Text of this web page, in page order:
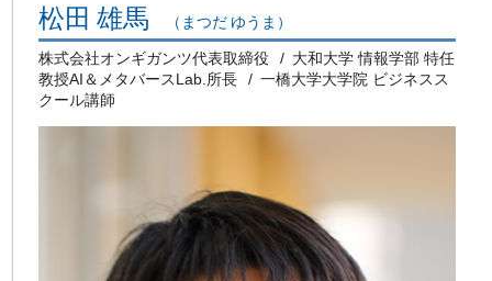
松田 雄馬 （まつだ ゆうま）
株式会社オンギガンツ代表取締役
大和大学 情報学部 特任
教授AI＆メタバースLab.所長
一橋大学大学院 ビジネスス
クール講師